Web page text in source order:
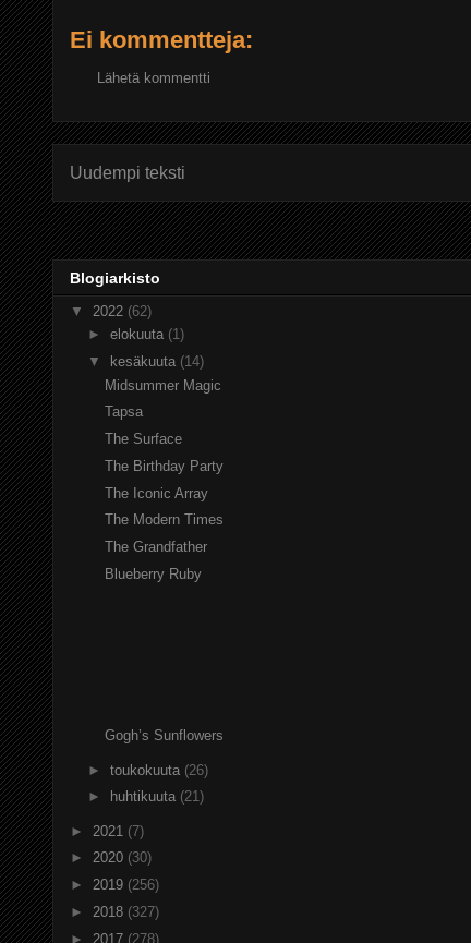
Ei kommentteja:
Lähetä kommentti
Uudempi teksti
Blogiarkisto
▼ 2022 (62)
► elokuuta (1)
▼
kesäkuuta (14)
Midsummer Magic
Tapsa
The Surface
The Birthday Party
The Iconic Array
The Modern Times
The Grandfather
Blueberry Ruby
Gogh’s Sunflowers
► toukokuuta (26)
►
huhtikuuta (21)
► 2021 (7)
► 2020 (30)
► 2019 (256)
► 2018 (327)
► 2017 (278)